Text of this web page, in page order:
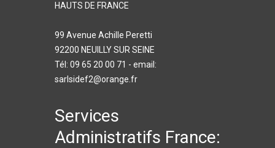
HAUTS DE FRANCE
99 Avenue Achille Peretti
92200 NEUILLY SUR SEINE
Tél: 09 65 20 00 71 - email:
sarlsidef2@orange.fr
Services
Administratifs France: